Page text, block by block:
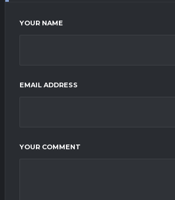
YOUR NAME
EMAIL ADDRESS
YOUR COMMENT